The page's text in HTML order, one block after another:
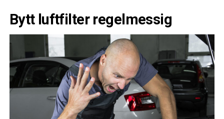
Bytt luftfilter regelmessig